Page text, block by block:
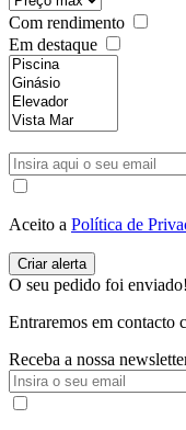
Com rendimento
Em destaque
Aceito a Política de
O seu pedido foi enviado!
Entraremos em contacto
Receba a nossa